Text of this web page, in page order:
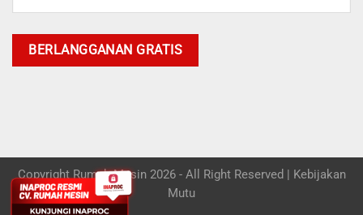
Copyright Rumah Mesin 2026 - All Right Reserved | Kebijakan
Mutu